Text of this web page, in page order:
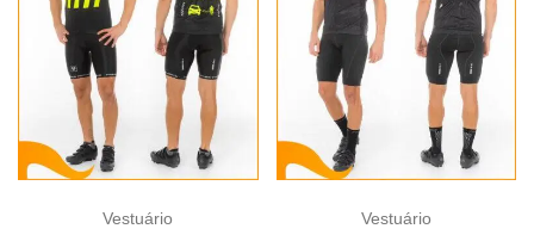
Vestuário Vestuário